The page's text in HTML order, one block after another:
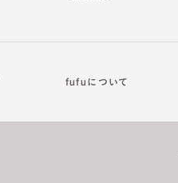
fufuについて